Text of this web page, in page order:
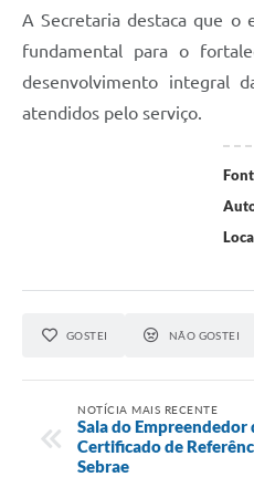
A Secretaria destaca que o
fundamental para o
desenvolvimento integral
atendidos pelo serviço.
GOSTEI NÃO GOSTEI
NOTÍCIA MAIS RECENTE
Sala do
Certificado de
Sebrae